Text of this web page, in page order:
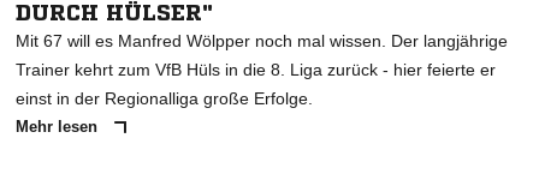
DURCH HÜLSER"
Mit 67 will es Manfred Wölpper noch mal wissen. Der langjährige
Trainer kehrt zum VfB Hüls in die 8. Liga zurück - hier feierte er
einst in der Regionalliga große Erfolge.
Mehr lesen